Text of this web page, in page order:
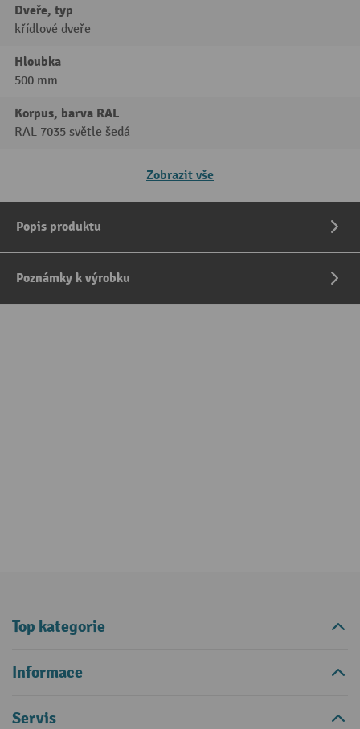
Dveře, typ
křídlové dveře
Hloubka
500 mm
Korpus, barva RAL
RAL 7035 světle šedá
Zobrazit vše
Popis produktu
Poznámky k výrobku
Top kategorie
Informace
Servis